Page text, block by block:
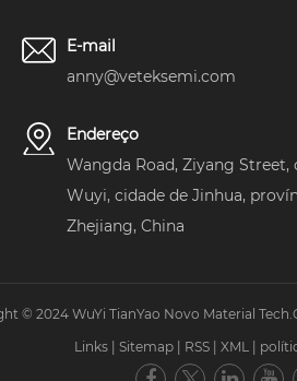
E-mail
anny@veteksemi.com
Endereço
Wangda Road, Ziyang Street,
Wuyi, cidade de Jinhua,
Zhejiang, China
© 2024 WuYi TianYao Novo Material
Links
Sitemap RSS XML